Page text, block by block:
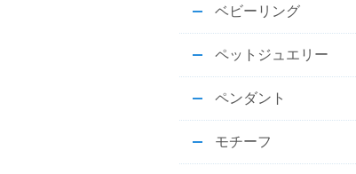
ベビーリング
ペットジュエリー
ペンダント
モチーフ